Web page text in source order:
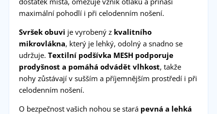
maximální pohodlí i při celodenním nošení.
Svršek obuvi je vyrobený z kvalitního
mikrovlákna, který je lehký, odolný a snadno se
udržuje. Textilní podšívka MESH podporuje
prodyšnost a pomáhá odvádět vlhkost, takže
nohy zůstávají v sušším a příjemnějším prostředí i při
celodenním nošení.
O bezpečnost vašich nohou se stará pevná a lehká